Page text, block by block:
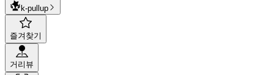
k-pullup
즐겨찾기
거리뷰